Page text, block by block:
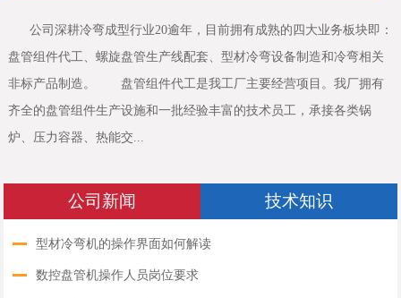
公司深耕冷弯成型行业20逾年，目前拥有成熟的四大业务板块即：
盘管组件代工、螺旋盘管生产线配套、型材冷弯设备制造和冷弯相关
非标产品制造。 盘管组件代工是我工厂主要经营项目。我厂拥有
齐全的盘管组件生产设施和一批经验丰富的技术员工，承接各类锅
炉、压力容器、热能交...
公司新闻 技术知识
型材冷弯机的操作界面如何解读
数控盘管机操作人员岗位要求